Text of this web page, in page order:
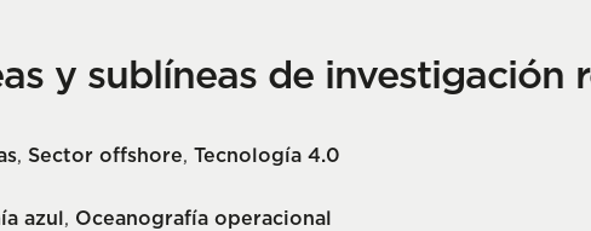
y sublíneas de investigación
, Sector offshore, Tecnología 4.0
azul, Oceanografía operacional